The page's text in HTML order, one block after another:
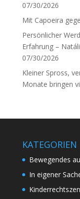
07/30/2026
Mit Capoeira
Persönlicher
Erfahrung –
07/30/2026
Kleiner Spross,
Monate bringen
KATEGORIEN
Bewegendes
In eigener